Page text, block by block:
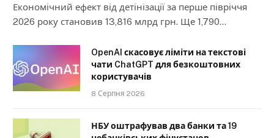
Економічний ефект від детінізації за перше півріччя
2026 року становив 13,816 млрд грн. Ще 1,790…
OpenAI скасовує ліміти на текстові
чати ChatGPT для безкоштовних
користувачів
8 Серпня 2026
НБУ оштрафував два банки та 19